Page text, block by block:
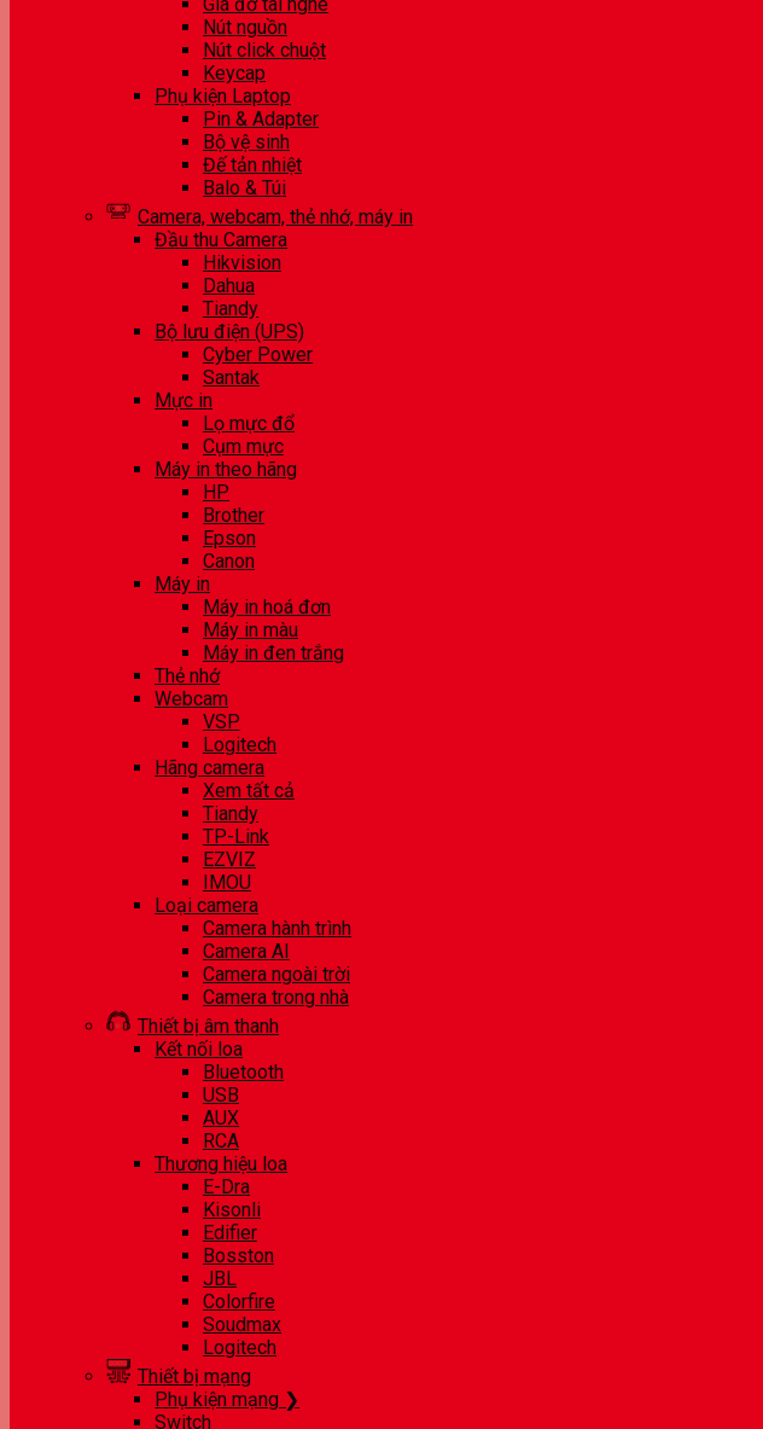
Nút nguồn
Nút click chuột
Keycap
Phụ kiện Laptop
Pin & Adapter
Bộ vệ sinh
Đế tản nhiệt
Balo & Túi
Camera, webcam, thẻ nhớ, máy in
Đầu thu Camera
Hikvision
Dahua
Tiandy
Bộ lưu điện (UPS)
Cyber Power
Santak
Mực in
Lọ mực đổ
Cụm mực
Máy in theo hãng
HP
Brother
Epson
Canon
Máy in
Máy in hoá đơn
Máy in màu
Máy in đen trắng
Thẻ nhớ
Webcam
VSP
Logitech
Hãng camera
Xem tất cả
Tiandy
TP-Link
EZVIZ
IMOU
Loại camera
Camera hành trình
Camera AI
Camera ngoài trời
Camera trong nhà
Thiết bị âm thanh
Kết nối loa
Bluetooth
USB
AUX
RCA
Thương hiệu loa
E-Dra
Kisonli
Edifier
Bosston
JBL
Colorfire
Soudmax
Logitech
Thiết bị mạng
Phụ kiện mạng ❯
Switch